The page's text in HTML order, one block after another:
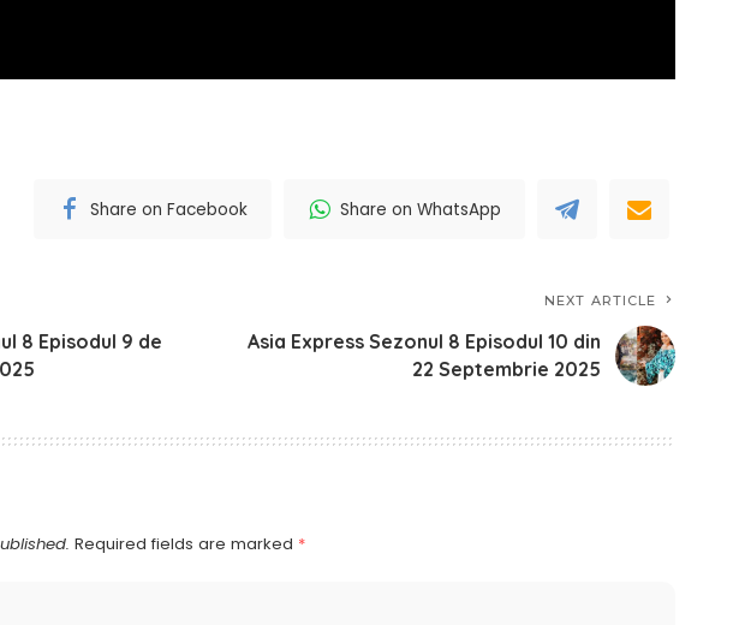
Share on Facebook Share on WhatsApp
8 Episodul 9 de
NEXT ARTICLE
Asia Express Sezonul 8 Episodul 10 din
22 Septembrie 2025
Required fields are marked *